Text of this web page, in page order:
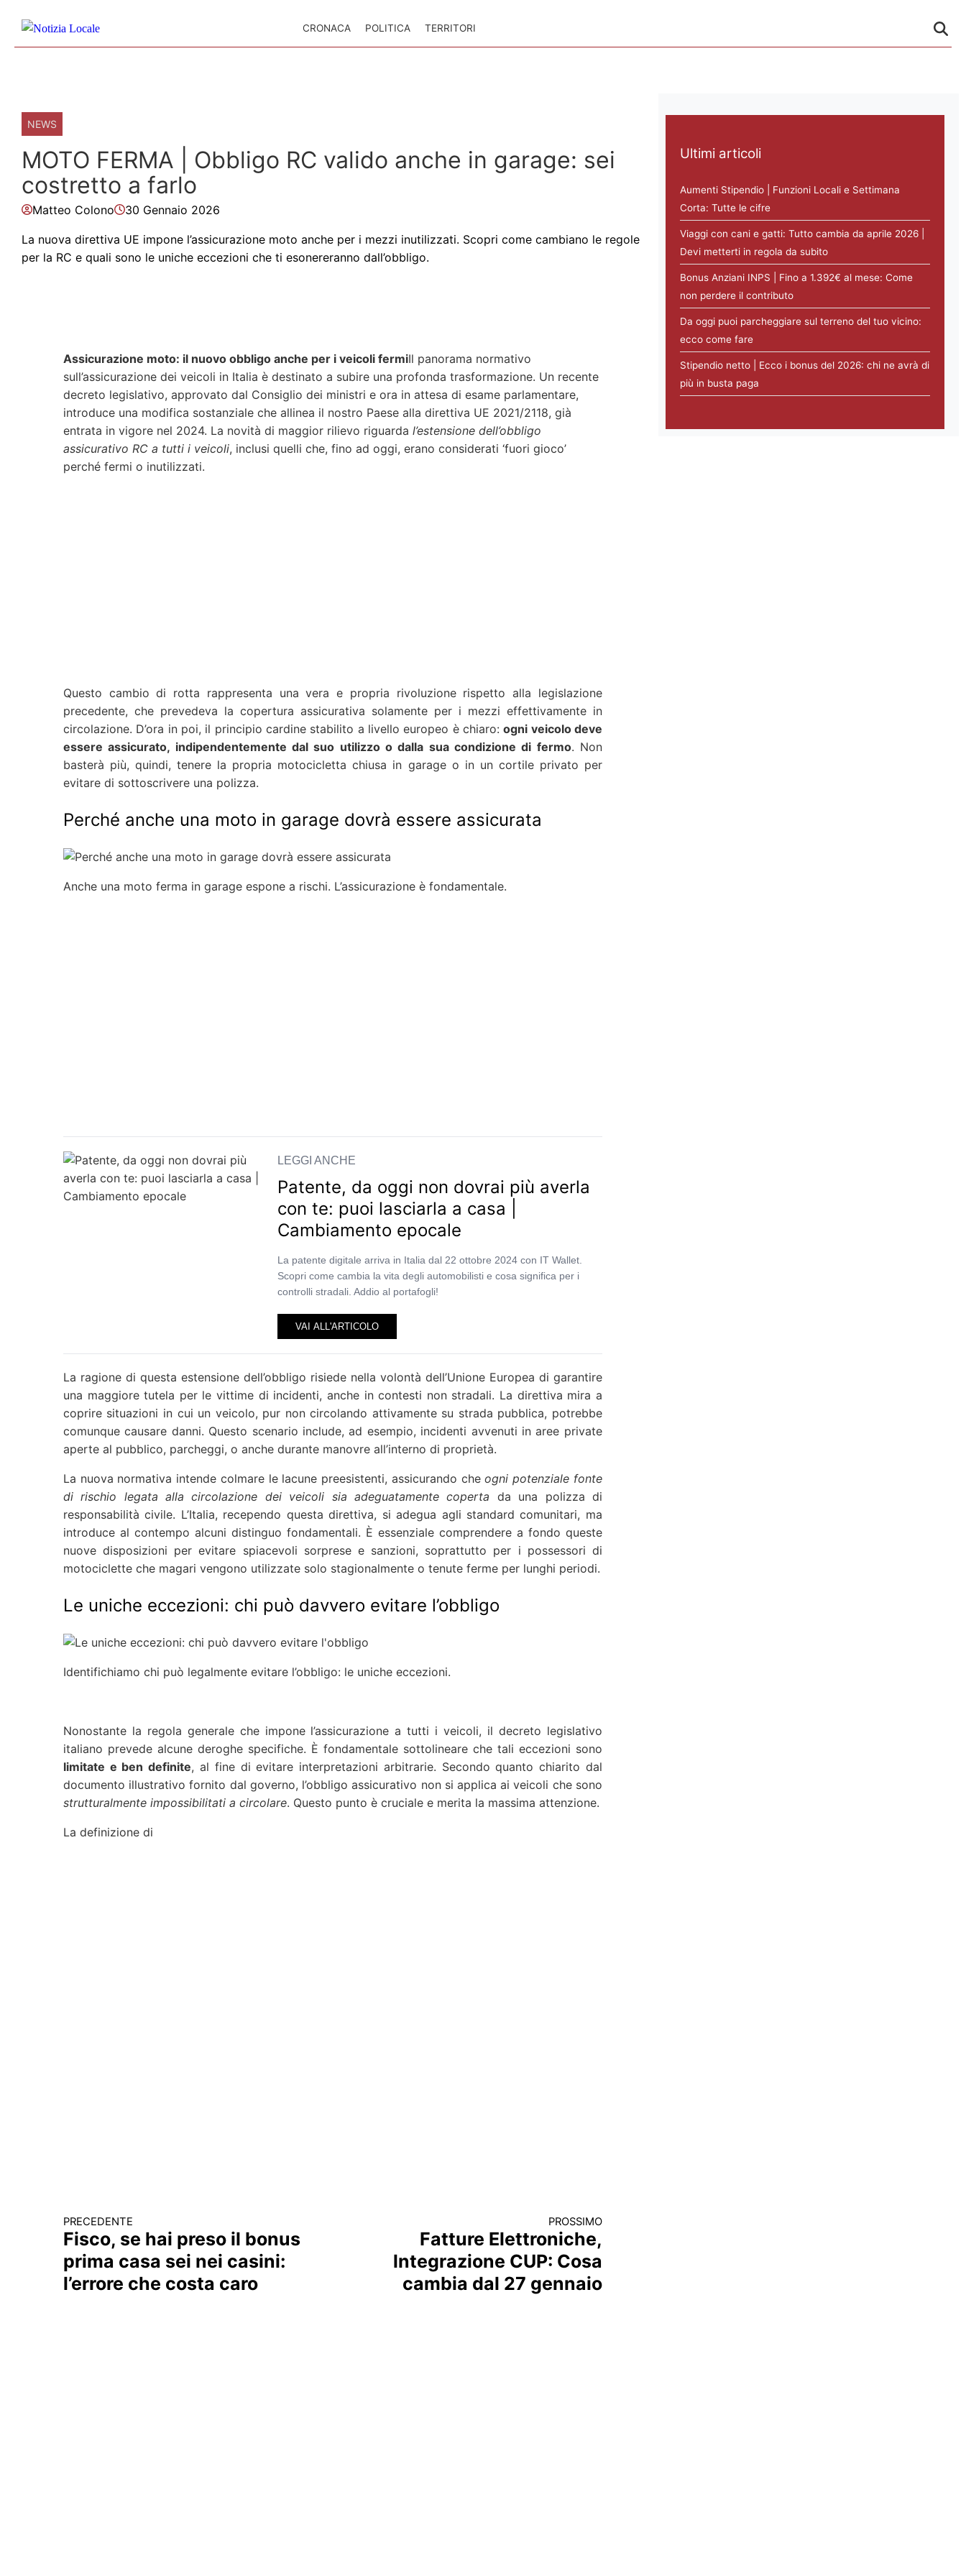
CRONACA POLITICA TERRITORI
NEWS
MOTO FERMA | Obbligo RC valido anche in garage: sei
costretto a farlo
Matteo Colono 30 Gennaio 2026
La nuova direttiva UE impone l’assicurazione moto anche per i mezzi inutilizzati. Scopri come cambiano le regole
per la RC e quali sono le uniche eccezioni che ti esonereranno dall’obbligo.
Assicurazione moto: il nuovo obbligo anche per i veicoli fermiIl panorama normativo
sull’assicurazione dei veicoli in Italia è destinato a subire una profonda trasformazione. Un recente
decreto legislativo, approvato dal Consiglio dei ministri e ora in attesa di esame parlamentare,
introduce una modifica sostanziale che allinea il nostro Paese alla direttiva UE 2021/2118, già
entrata in vigore nel 2024. La novità di maggior rilievo riguarda l’estensione dell’obbligo
assicurativo RC a tutti i veicoli, inclusi quelli che, fino ad oggi, erano considerati ‘fuori gioco’
perché fermi o inutilizzati.
Questo cambio di rotta rappresenta una vera e propria rivoluzione rispetto alla legislazione
precedente, che prevedeva la copertura assicurativa solamente per i mezzi effettivamente in
circolazione. D’ora in poi, il principio cardine stabilito a livello europeo è chiaro:ogni veicolo deve
essere assicurato, indipendentemente dal suo utilizzo o dalla sua condizione di fermo. Non
basterà più, quindi, tenere la propria motocicletta chiusa in garage o in un cortile privato per
evitare di sottoscrivere una polizza.
Perché anche una moto in garage dovrà essere assicurata
Anche una moto ferma in garage espone a rischi. L’assicurazione è fondamentale.
LEGGI ANCHE
Patente, da oggi non dovrai più averla
con te: puoi lasciarla a casa |
Cambiamento epocale
La patente digitale arriva in Italia dal 22 ottobre 2024 con IT Wallet.
Scopri come cambia la vita degli automobilisti e cosa significa per i
controlli stradali. Addio al portafogli!
VAI ALL'ARTICOLO
La ragione di questa estensione dell’obbligo risiede nella volontà dell’Unione Europea di garantire
una maggiore tutela per le vittime di incidenti, anche in contesti non stradali. La direttiva mira a
coprire situazioni in cui un veicolo, pur non circolando attivamente su strada pubblica, potrebbe
comunque causare danni. Questo scenario include, ad esempio, incidenti avvenuti in aree private
aperte al pubblico, parcheggi, o anche durante manovre all’interno di proprietà.
La nuova normativa intende colmare le lacune preesistenti, assicurando cheogni potenziale fonte
di rischio legata alla circolazione dei veicoli sia adeguatamente coperta da una polizza di
responsabilità civile. L’Italia, recependo questa direttiva, si adegua agli standard comunitari, ma
introduce al contempo alcuni distinguo fondamentali. È essenziale comprendere a fondo queste
nuove disposizioni per evitare spiacevoli sorprese e sanzioni, soprattutto per i possessori di
motociclette che magari vengono utilizzate solo stagionalmente o tenute ferme per lunghi periodi.
Le uniche eccezioni: chi può davvero evitare l’obbligo
Identifichiamo chi può legalmente evitare l’obbligo: le uniche eccezioni.
Nonostante la regola generale che impone l’assicurazione a tutti i veicoli, il decreto legislativo
italiano prevede alcune deroghe specifiche. È fondamentale sottolineare che tali eccezioni sono
limitate e ben definite, al fine di evitare interpretazioni arbitrarie. Secondo quanto chiarito dal
documento illustrativo fornito dal governo, l’obbligo assicurativo non si applica ai veicoli che sono
strutturalmente impossibilitati a circolare. Questo punto è cruciale e merita la massima attenzione.
La definizione di
Continua a leggere
PRECEDENTE
Fisco, se hai preso il bonus
prima casa sei nei casini:
l’errore che costa caro
PROSSIMO
Fatture Elettroniche,
lntegrazione CUP: Cosa
cambia dal 27 gennaio
Ultimi articoli
Aumenti Stipendio | Funzioni Locali e Settimana
Corta: Tutte le cifre
Viaggi con cani e gatti: Tutto cambia da aprile 2026 |
Devi metterti in regola da subito
Bonus Anziani INPS | Fino a 1.392€ al mese: Come
non perdere il contributo
Da oggi puoi parcheggiare sul terreno del tuo vicino:
ecco come fare
Stipendio netto | Ecco i bonus del 2026: chi ne avrà di
più in busta paga